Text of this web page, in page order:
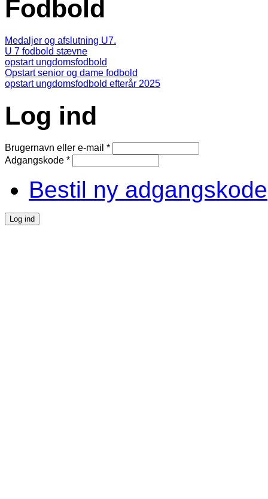
Fodbold
Medaljer og afslutning U7.
U 7 fodbold stævne
opstart ungdomsfodbold
Opstart senior og dame fodbold
opstart ungdomsfodbold efterår 2025
Log ind
Brugernavn eller e-mail *
Adgangskode *
Bestil ny adgangskode